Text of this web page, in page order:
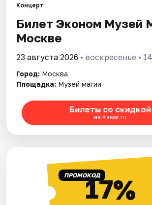
Концерт
Билет Эконом Музей
Москве
23 августа 2026 • воскресенье •
Город: Москва
Площадка: Музей магии
Билеты со скидкой
на Kassir.ru
ПРОМОКОД17%